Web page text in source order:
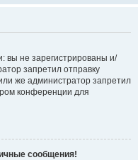
вы не зарегистрированы и/
запретил отправку
же администратор запретил
конференции для
сообщения!